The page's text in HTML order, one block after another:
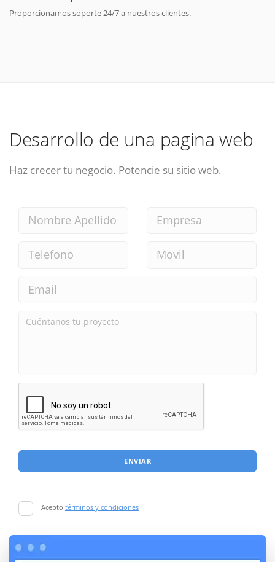
Proporcionamos soporte 24/7 a nuestros clientes.
Desarrollo de una pagina web
Haz crecer tu negocio. Potencie su sitio web.
ENVIAR
Acepto términos y condiciones